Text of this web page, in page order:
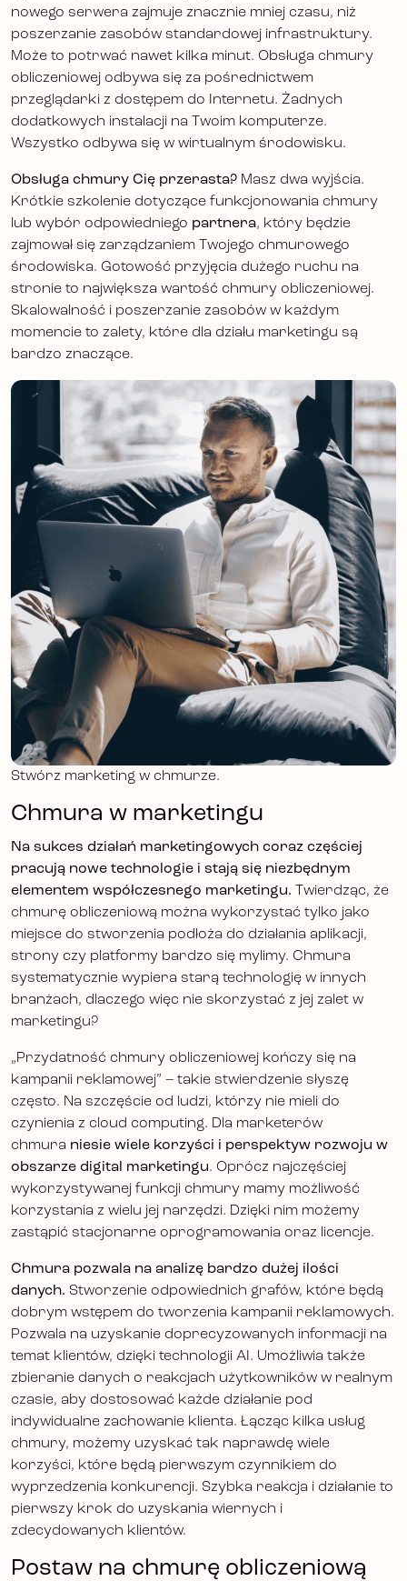
nowego serwera zajmuje znacznie mniej czasu, niż
poszerzanie zasobów standardowej infrastruktury.
Może to potrwać nawet kilka minut. Obsługa chmury
obliczeniowej odbywa się za pośrednictwem
przeglądarki z dostępem do Internetu. Żadnych
dodatkowych instalacji na Twoim komputerze.
Wszystko odbywa się w wirtualnym środowisku.
Obsługa chmury Cię przerasta? Masz dwa wyjścia.
Krótkie szkolenie dotyczące funkcjonowania chmury
lub wybór odpowiedniego partnera, który będzie
zajmował się zarządzaniem Twojego chmurowego
środowiska. Gotowość przyjęcia dużego ruchu na
stronie to największa wartość chmury obliczeniowej.
Skalowalność i poszerzanie zasobów w każdym
momencie to zalety, które dla działu marketingu są
bardzo znaczące.
Stwórz marketing w chmurze.
Chmura w marketingu
Na sukces działań marketingowych coraz częściej
pracują nowe technologie i stają się niezbędnym
elementem współczesnego marketingu. Twierdząc, że
chmurę obliczeniową można wykorzystać tylko jako
miejsce do stworzenia podłoża do działania aplikacji,
strony czy platformy bardzo się mylimy. Chmura
systematycznie wypiera starą technologię w innych
branżach, dlaczego więc nie skorzystać z jej zalet w
marketingu?
„Przydatność chmury obliczeniowej kończy się na
kampanii reklamowej” – takie stwierdzenie słyszę
często. Na szczęście od ludzi, którzy nie mieli do
czynienia z cloud computing. Dla marketerów
chmura niesie wiele korzyści i perspektyw rozwoju w
obszarze digital marketingu. Oprócz najczęściej
wykorzystywanej funkcji chmury mamy możliwość
korzystania z wielu jej narzędzi. Dzięki nim możemy
zastąpić stacjonarne oprogramowania oraz licencje.
Chmura pozwala na analizę bardzo dużej ilości
danych. Stworzenie odpowiednich grafów, które będą
dobrym wstępem do tworzenia kampanii reklamowych.
Pozwala na uzyskanie doprecyzowanych informacji na
temat klientów, dzięki technologii AI. Umożliwia także
zbieranie danych o reakcjach użytkowników w realnym
czasie, aby dostosować każde działanie pod
indywidualne zachowanie klienta. Łącząc kilka usług
chmury, możemy uzyskać tak naprawdę wiele
korzyści, które będą pierwszym czynnikiem do
wyprzedzenia konkurencji. Szybka reakcja i działanie to
pierwszy krok do uzyskania wiernych i
zdecydowanych klientów.
Postaw na chmurę obliczeniową